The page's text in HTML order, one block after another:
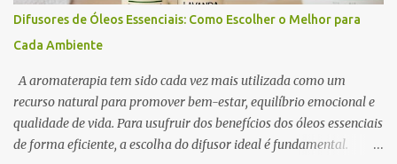
utilizá-los na perfumaria e na aromaterapia para estimular a
Afrodisíacos? Os óleos essenciais afrodisíacos são essências
naturais extraídas de flores, madeiras, especiarias e resinas que
possuem propriedades capa...
Difusores de Óleos Essenciais: Como Escolher o Melhor para
Cada Ambiente
A aromaterapia tem sido cada vez mais utilizada como um
recurso natural para promover bem-estar, equilíbrio emocional e
qualidade de vida. Para usufruir dos benefícios dos óleos essenciais
de forma eficiente, a escolha do difusor ideal é fundamental.